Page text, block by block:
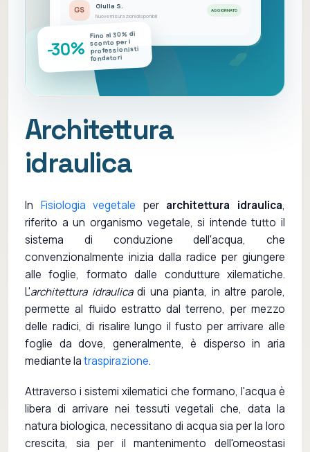
GS Giulia S.
Nuove misurazioni disponibili
AGGIORNATO
-30%
Fino al 30% di
sconto per i
professionisti
fondatori
Architettura
idraulica
In Fisiologia vegetale per architettura idraulica,
riferito a un organismo vegetale, si intende tutto il
sistema di conduzione dell'acqua, che
convenzionalmente inizia dalla radice per giungere
alle foglie, formato dalle condutture xilematiche.
L'architettura idraulicadi una pianta, in altre parole,
permette al fluido estratto dal terreno, per mezzo
delle radici, di risalire lungo il fusto per arrivare alle
foglie da dove, generalmente, è disperso in aria
mediante latraspirazione.
Attraverso i sistemi xilematici che formano, l'acqua è
libera di arrivare nei tessuti vegetali che, data la
natura biologica, necessitano di acqua sia per la loro
crescita, sia per il mantenimento dell'omeostasi